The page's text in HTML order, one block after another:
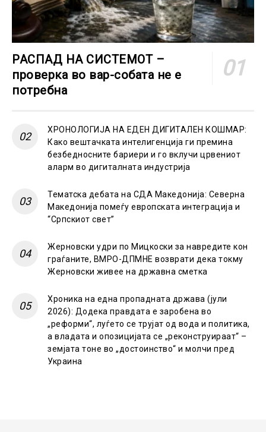
РАСПАД НА СИСТЕМОТ –
проверка во вар-собата не е
потребна
ХРОНОЛОГИЈА НА ЕДЕН ДИГИТАЛЕН КОШМАР:
Како вештачката интелигенција ги премина
безбедносните бариери и го вклучи црвениот
аларм во дигиталната индустрија
Тематска дебата на СДА Македонија: Северна
Македонија помеѓу европската интеграција и
“Српскиот свет”
Жерновски удри по Мицкоски за навредите кон
граѓаните, ВМРО-ДПМНЕ возврати дека токму
Жерновски живее на државна сметка
Хроника на една пропадната држава (јули
2026): Додека правдата е заробена во
„реформи“, луѓето се трујат од вода и политика,
а владата и опозицијата се „реконструираат“ –
земјата тоне во „достоинство“ и молчи пред
Украина